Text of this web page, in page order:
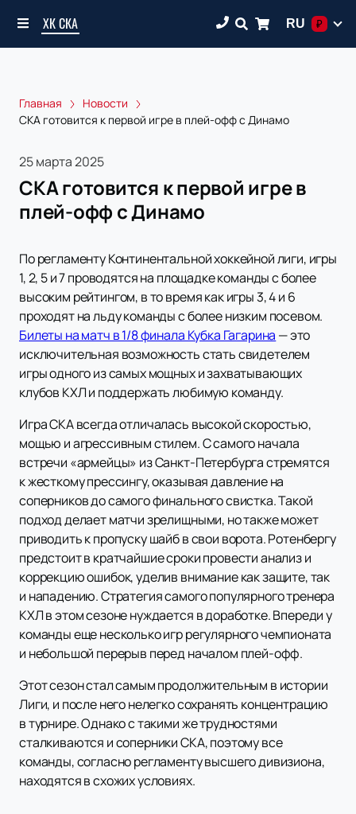
ХК СКА RU ₽
Главная
Новости
СКА готовится к первой игре в плей-офф с Динамо
25 марта 2025
СКА готовится к первой игре в
плей-офф с Динамо
По регламенту Континентальной хоккейной лиги, игры
1, 2, 5 и 7 проводятся на площадке команды с более
высоким рейтингом, в то время как игры 3, 4 и 6
проходят на льду команды с более низким посевом.
Билеты на матч в 1/8 финала Кубка Гагарина — это
исключительная возможность стать свидетелем
игры одного из самых мощных и захватывающих
клубов КХЛ и поддержать любимую команду.
Игра СКА всегда отличалась высокой скоростью,
мощью и агрессивным стилем. С самого начала
встречи «армейцы» из Санкт-Петербурга стремятся
к жесткому прессингу, оказывая давление на
соперников до самого финального свистка. Такой
подход делает матчи зрелищными, но также может
приводить к пропуску шайб в свои ворота. Ротенбергу
предстоит в кратчайшие сроки провести анализ и
коррекцию ошибок, уделив внимание как защите, так
и нападению. Стратегия самого популярного тренера
КХЛ в этом сезоне нуждается в доработке. Впереди у
команды еще несколько игр регулярного чемпионата
и небольшой перерыв перед началом плей-офф.
Этот сезон стал самым продолжительным в истории
Лиги, и после него нелегко сохранять концентрацию
в турнире. Однако с такими же трудностями
сталкиваются и соперники СКА, поэтому все
команды, согласно регламенту высшего дивизиона,
находятся в схожих условиях.